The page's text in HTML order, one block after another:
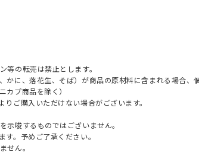
の転売は禁止とします。
に、落花生、そば）が商品の原材料に含まれる場合、
プ商品を除く）
ご購入いただけない場合がございます。
唆するものではございません。
。予めご了承ください。
せん。